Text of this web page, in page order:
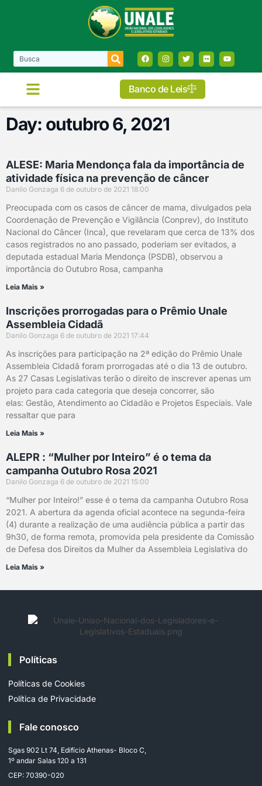
Banco de Leis
Day: outubro 6, 2021
ALESE: Maria Mendonça fala da importância de
atividade física na prevenção de câncer
Danilo Gonzaga 6 de outubro de 2021 18:00
Preocupada com os casos de câncer de mama, divulgados pela
Coordenação de Prevenção e Vigilância (Conprev), do Instituto
Nacional do Câncer (Inca), que revelaram que cerca de 13% dos
casos registrados no ano passado, poderiam ser evitados, a
deputada estadual Maria Mendonça (PSDB), observou a
importância do Outubro Rosa, campanha
Leia Mais »
Inscrições prorrogadas para o Prêmio Unale
Assembleia Cidadã
Danilo Gonzaga 6 de outubro de 2021 17:44
As inscrições para participação na 2ª edição do Prêmio Unale
Assembleia Cidadã foram prorrogadas até o dia 13 de outubro.
As 27 Casas Legislativas terão o direito de inscrever apenas um
projeto para cada categoria que deseja concorrer, são
elas: Gestão, Atendimento ao Cidadão e Projetos Especiais. Vale
ressaltar que para
Leia Mais »
ALEPR : “Mulher por Inteiro” é o tema da
campanha Outubro Rosa 2021
Danilo Gonzaga 6 de outubro de 2021 15:00
“Mulher por Inteiro!” esse é o tema da campanha Outubro Rosa
2021. A abertura da agenda oficial acontece na segunda-feira
(4) durante a realização de uma audiência pública a partir das
9h30, de forma remota, promovida pela presidente da Comissão
de Defesa dos Direitos da Mulher da Assembleia Legislativa do
Leia Mais »
Políticas
Políticas de Cookies
Política de Privacidade
Fale conosco
Sgas 902 Lt 74, Edifício Athenas- Bloco C,
1º andar Salas 120 a 131
CEP: 70390-020